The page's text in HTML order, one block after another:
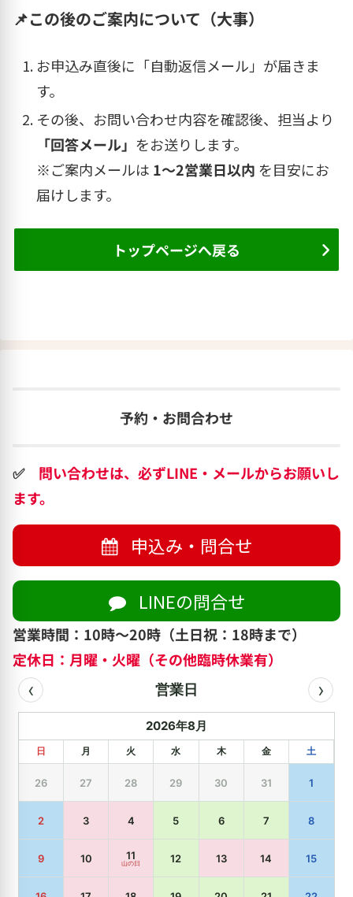
📌この後のご案内について（大事）
お申込み直後に「自動返信メール」が届きま
す。
その後、お問い合わせ内容を確認後、担当より
「回答メール」 をお送りします。
※ご案内メールは 1〜2営業日以内 を目安にお
届けします。
トップページへ戻る
予約・お問合わせ
✅ 問い合わせは、必ずLINE・メールからお願いし
ます。
申込み・問合せ
LINEの問合せ
営業時間：10時～20時（土日祝：18時まで）
定休日：月曜・火曜（その他臨時休業有）